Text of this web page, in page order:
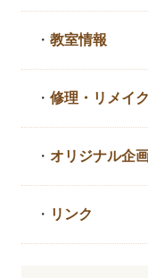
・教室情報
・修理・リメイク
・ オリジナル企
・ リンク